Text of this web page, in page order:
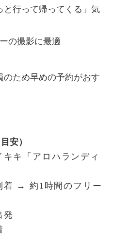
と行って帰ってくる」気
の撮影に最適
のため早めの予約がおす
安）
キ「アロハランディ
→ 約1時間のフリー
発